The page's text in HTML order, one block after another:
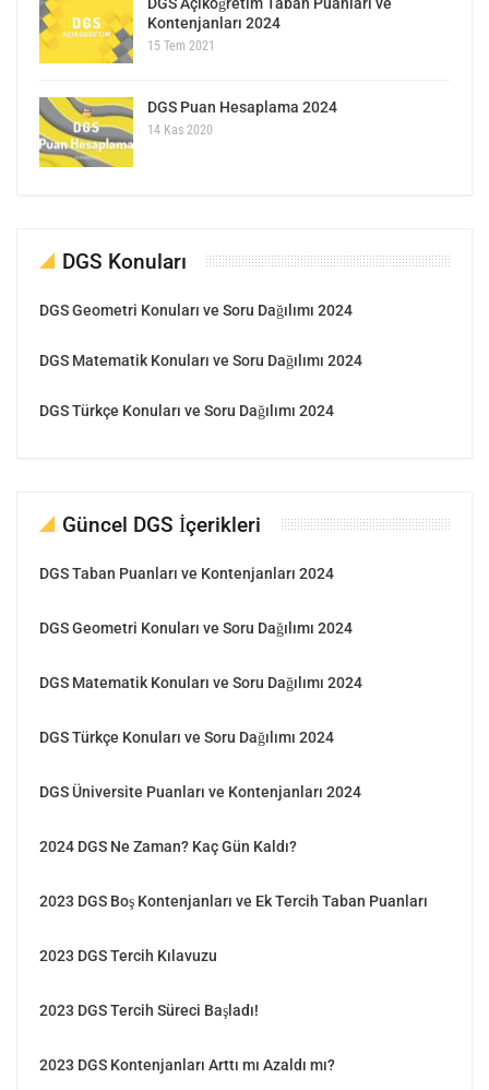
DGS Açıköğretim Taban Puanları ve
Kontenjanları 2024
15 Tem 2021
DGS Puan Hesaplama 2024
14 Kas 2020
DGS Konuları
DGS Geometri Konuları ve Soru Dağılımı 2024
DGS Matematik Konuları ve Soru Dağılımı 2024
DGS Türkçe Konuları ve Soru Dağılımı 2024
Güncel DGS İçerikleri
DGS Taban Puanları ve Kontenjanları 2024
DGS Geometri Konuları ve Soru Dağılımı 2024
DGS Matematik Konuları ve Soru Dağılımı 2024
DGS Türkçe Konuları ve Soru Dağılımı 2024
DGS Üniversite Puanları ve Kontenjanları 2024
2024 DGS Ne Zaman? Kaç Gün Kaldı?
2023 DGS Boş Kontenjanları ve Ek Tercih Taban Puanları
2023 DGS Tercih Kılavuzu
2023 DGS Tercih Süreci Başladı!
2023 DGS Kontenjanları Arttı mı Azaldı mı?